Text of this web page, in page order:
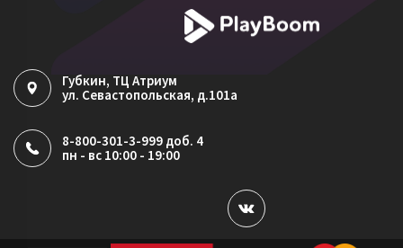
Политика обработки файлов cookie
Губкин, ТЦ Атриум
ул. Севастопольская, д.101а
8-800-301-3-999 доб. 4
пн - вс 10:00 - 19:00